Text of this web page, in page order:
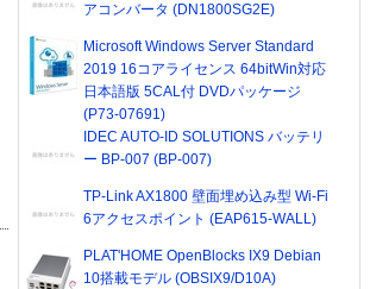
アコンバータ (DN1800SG2E)
Microsoft Windows Server Standard
2019 16コアライセンス 64bitWin対応
日本語版 5CAL付 DVDパッケージ
(P73-07691)
IDEC AUTO-ID SOLUTIONS バッテリ
ー BP-007 (BP-007)
TP-Link AX1800 壁面埋め込み型 Wi-Fi
6アクセスポイント (EAP615-WALL)
PLAT'HOME OpenBlocks IX9 Debian
10搭載モデル (OBSIX9/D10A)